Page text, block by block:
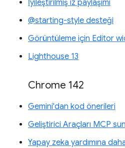
İyileştirilmiş iz paylaşımı
@starting-style desteği
Görüntüleme için Editor
Lighthouse 13
Chrome 142
Gemini'dan kod önerileri
Geliştirici Araçları MCP
Yapay zeka yardımına